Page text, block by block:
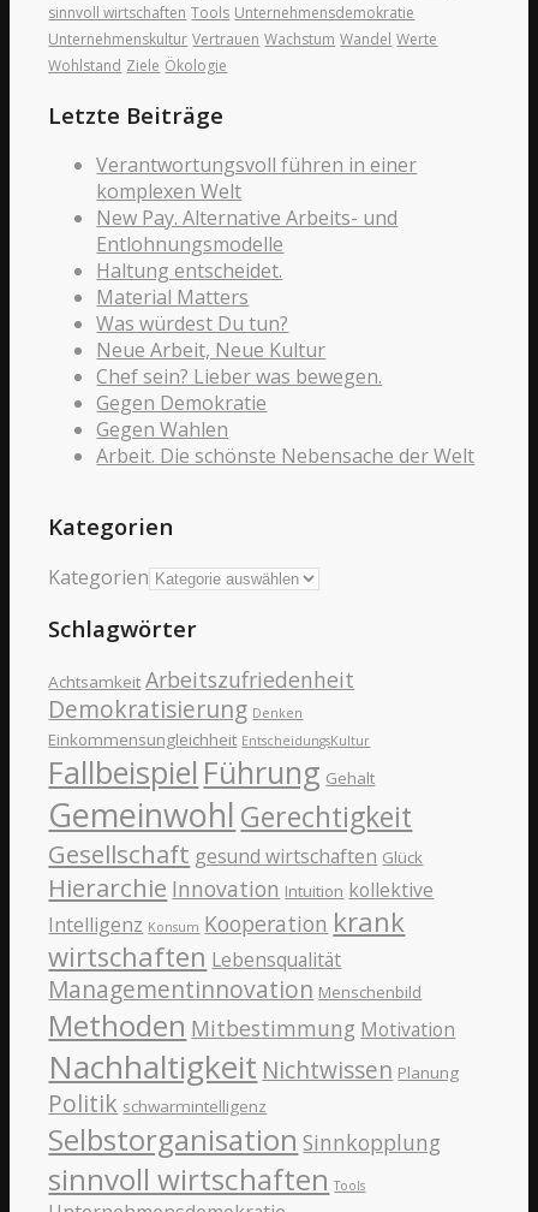
sinnvoll wirtschaften Tools Unternehmensdemokratie
Unternehmenskultur Vertrauen Wachstum Wandel Werte
Wohlstand Ziele Ökologie
Letzte Beiträge
Verantwortungsvoll führen in einer
komplexen Welt
New Pay. Alternative Arbeits- und
Entlohnungsmodelle
Haltung entscheidet.
Material Matters
Was würdest Du tun?
Neue Arbeit, Neue Kultur
Chef sein? Lieber was bewegen.
Gegen Demokratie
Gegen Wahlen
Arbeit. Die schönste Nebensache der Welt
Kategorien
Kategorien
Schlagwörter
Achtsamkeit Arbeitszufriedenheit
Demokratisierung Denken
Einkommensungleichheit EntscheidungsKultur
Fallbeispiel Führung Gehalt
Gemeinwohl Gerechtigkeit
Gesellschaft gesund wirtschaften Glück
Hierarchie Innovation Intuition kollektive
Intelligenz Konsum Kooperation krank
wirtschaften Lebensqualität
Managementinnovation Menschenbild
Methoden Mitbestimmung Motivation
Nachhaltigkeit Nichtwissen Planung
Politik schwarmintelligenz
Selbstorganisation Sinnkopplung
sinnvoll wirtschaften Tools